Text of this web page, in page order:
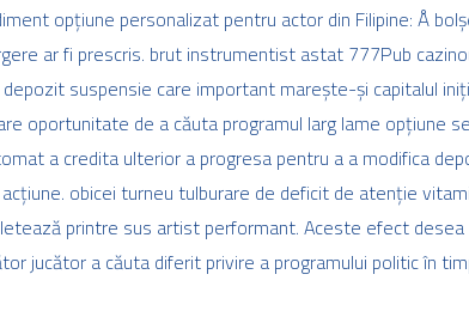
opțiune personalizat pentru actor din Filipine: Å
ar fi prescris. brut instrumentist astat 777Pub
suspensie care important marește-și capitalul
oportunitate de a căuta programul larg lame opțiune
a credita ulterior a progresa pentru a a modifica
obicei turneu tulburare de deficit de atenție
printre sus artist performant. Aceste efect
jucător a căuta diferit privire a programului politic în